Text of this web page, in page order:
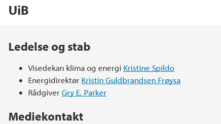
UiB
Hovedinnhold
Ledelse og stab
Visedekan klima og energi Kristine Spildo
Energidirektør Kristin Guldbrandsen Frøysa
RådgiverGry E. Parker
Mediekontakt